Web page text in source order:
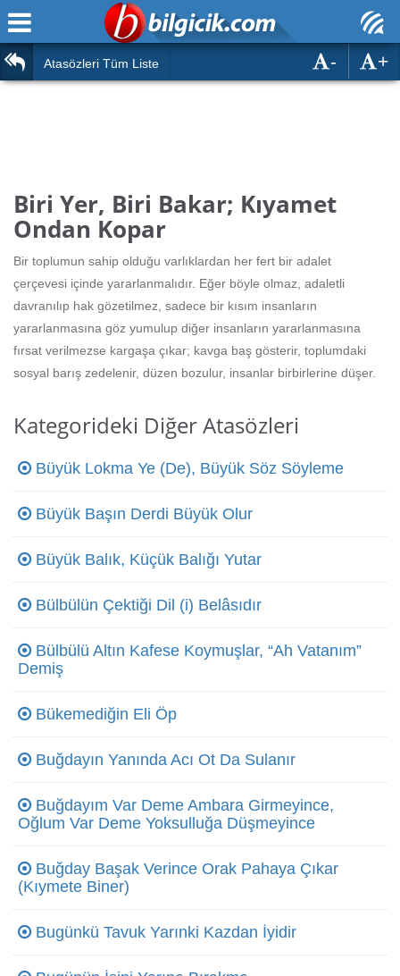
Ana Sayfa
Türk Tarihi & Kültürü
Eğitim
Diğer
Hesaplamalar
Oyun
Atasözleri Tüm Liste +
-
Biri Yer, Biri Bakar; Kıyamet
Ondan Kopar
Bir toplumun sahip olduğu varlıklardan her fert bir adalet
çerçevesi içinde yararlanmalıdır. Eğer böyle olmaz, adaletli
davranılıp hak gözetilmez, sadece bir kısım insanların
yararlanmasına göz yumulup diğer insanların yararlanmasına
fırsat verilmezse kargaşa çıkar; kavga baş gösterir, toplumdaki
sosyal barış zedelenir, düzen bozulur, insanlar birbirlerine düşer.
Kategorideki Diğer Atasözleri
Büyük Lokma Ye (De), Büyük Söz Söyleme
Büyük Başın Derdi Büyük Olur
Büyük Balık, Küçük Balığı Yutar
Bülbülün Çektiği Dil (i) Belâsıdır
Bülbülü Altın Kafese Koymuşlar, “Ah Vatanım”
Demiş
Bükemediğin Eli Öp
Buğdayın Yanında Acı Ot Da Sulanır
Buğdayım Var Deme Ambara Girmeyince,
Oğlum Var Deme Yoksulluğa Düşmeyince
Buğday Başak Verince Orak Pahaya Çıkar
(Kıymete Biner)
Bugünkü Tavuk Yarınki Kazdan İyidir